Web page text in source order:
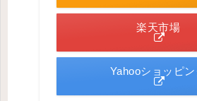
楽天市場
Yahooショッピ